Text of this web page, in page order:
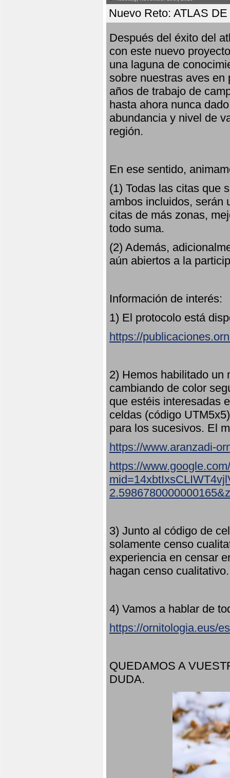
Nuevo Reto: ATLAS
Después del éxito del
con este nuevo
una laguna de
sobre nuestras aves en
años de trabajo de
hasta ahora nunca
abundancia y nivel de
región.
En ese sentido,
(1) Todas las citas que
ambos incluidos, serán
citas de más zonas,
todo suma.
(2) Además,
aún abiertos a la
Información de interés:
1) El protocolo está
https://
2) Hemos habilitado un
cambiando de color
que estéis interesadas
celdas (código
para los sucesivos. El
https://www.aranzadi-
https://
3) Junto al código de
solamente censo
experiencia en censar
hagan censo
4) Vamos a hablar de
https://ornitologia.eus/
QUEDAMOS A
DUDA.